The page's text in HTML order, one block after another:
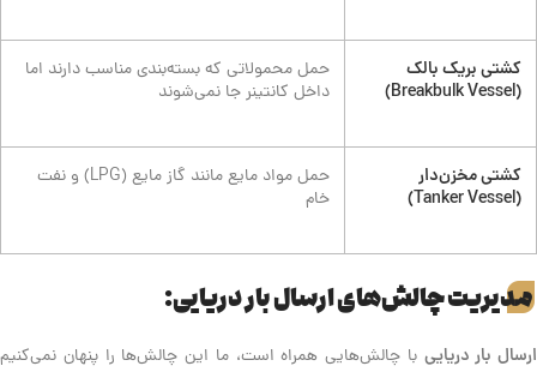
کشتی بریک بالک
(Breakbulk Vessel)
حمل محمولاتی که بسته‌بندی مناسب دارند اما
داخل کانتینر جا نمی‌شوند
کشتی مخزن‌دار
(Tanker Vessel)
حمل مواد مایع مانند گاز مایع (LPG) و نفت
خام
مدیریت چالش‌های ارسال بار دریایی:
ارسال بار دریایی با چالش‌هایی همراه است، ما این چالش‌ها را پنهان نمی‌کنیم